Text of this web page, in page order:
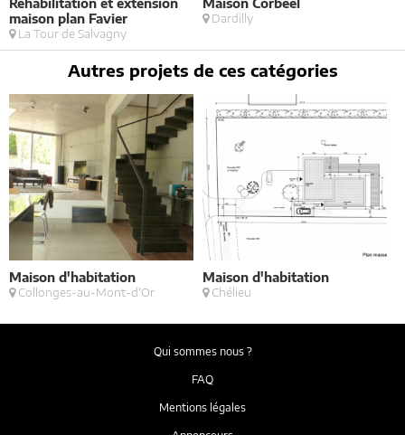
Réhabilitation et extension
maison plan Favier
La Tour de Salvagny
Maison Corbeel
Dardilly
Autres projets de ces catégories
Maison d'habitation
Collonges-au-Mont-d'Or
Maison d'habitation
Chélieu
Qui sommes nous ?
FAQ
Mentions légales